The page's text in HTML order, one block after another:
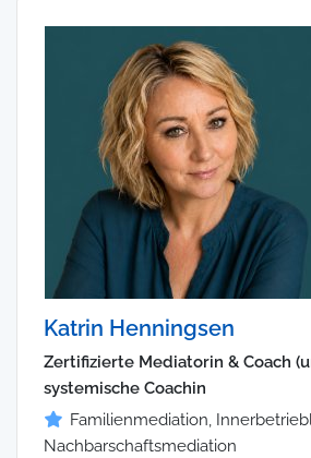
Katrin Henningsen
Zertifizierte Mediatorin & Coach
systemische Coachin
Familienmediation,
Nachbarschaftsmediation